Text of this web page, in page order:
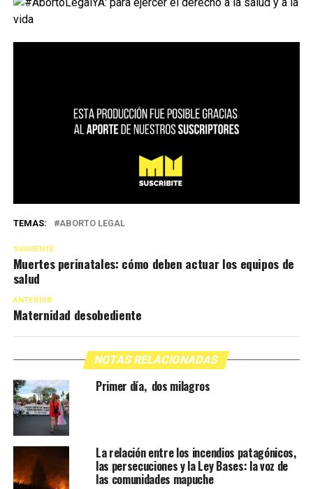
TEMAS: ABORTO LEGAL
SIGUIENTE
Muertes perinatales: cómo deben actuar los equipos de
salud
ANTERIOR
Maternidad desobediente
NOTAS RELACIONADAS
Primer día, dos milagros
La relación entre los incendios patagónicos,
las persecuciones y la Ley Bases: la voz de
las comunidades mapuche